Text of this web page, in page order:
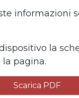
informazioni
la
pagina.
Scarica PDF